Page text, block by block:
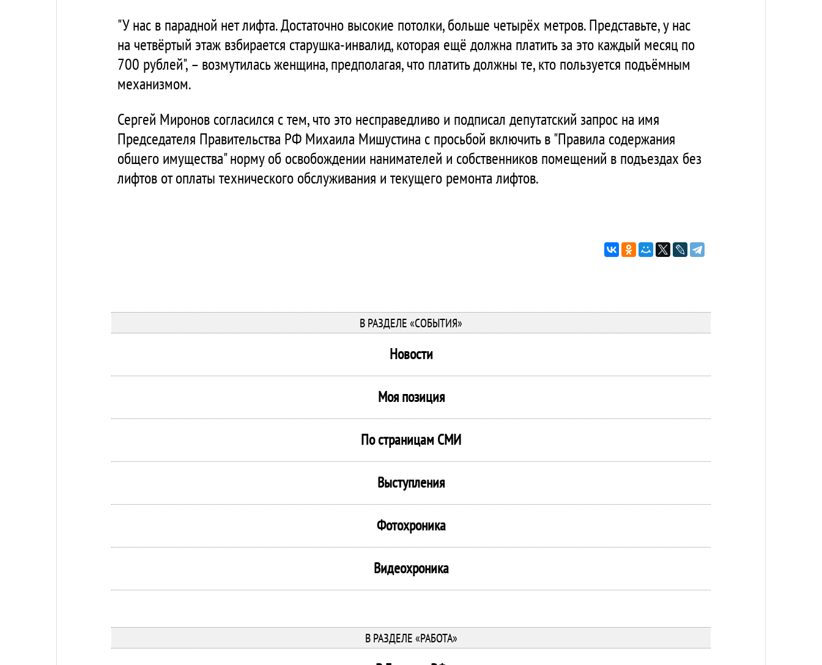
"У нас в парадной нет лифта. Достаточно высокие потолки, больше четырёх метров. Представьте, у нас
на четвёртый этаж взбирается старушка-инвалид, которая ещё должна платить за это каждый месяц по
700 рублей", – возмутилась женщина, предполагая, что платить должны те, кто пользуется подъёмным
механизмом.
Сергей Миронов согласился с тем, что это несправедливо и подписал депутатский запрос на имя
Председателя Правительства РФ Михаила Мишустина с просьбой включить в "Правила содержания
общего имущества" норму об освобождении нанимателей и собственников помещений в подъездах без
лифтов от оплаты технического обслуживания и текущего ремонта лифтов.
В РАЗДЕЛЕ «СОБЫТИЯ»
Новости
Моя позиция
По страницам СМИ
Выступления
Фотохроника
Видеохроника
В РАЗДЕЛЕ «РАБОТА»